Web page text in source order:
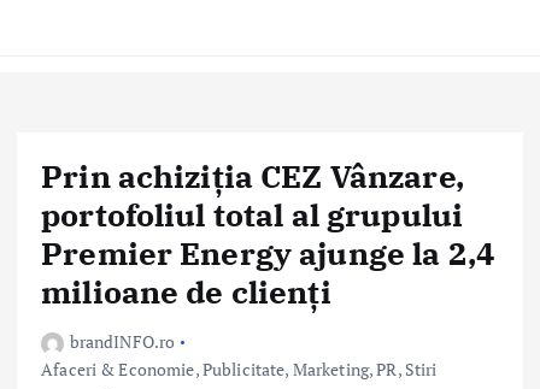
Prin achiziția CEZ Vânzare,
portofoliul total al grupului
Premier Energy ajunge la 2,4
milioane de clienți
brandINFO.ro
Afaceri & Economie,Publicitate, Marketing, PR, Stiri